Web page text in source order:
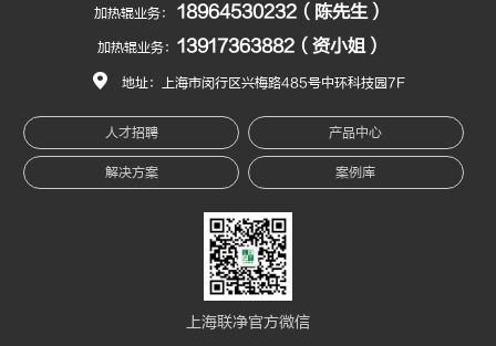
加热辊业务： 18964530232（陈先生）
加热辊业务： 13917363882（资小姐）
地址：上海市闵行区兴梅路485号中环科技园7F
人才招聘 产品中心
解决方案 案例库
上海联净官方微信